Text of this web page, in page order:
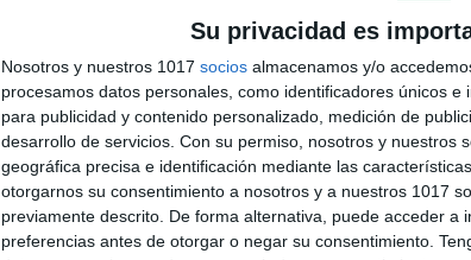
Su privacidad es
Nosotros y nuestros 1017 socios almacenamos y/o
procesamos datos personales, como identificadores únicos
para publicidad y contenido personalizado, medición de
desarrollo de servicios. Con su permiso, nosotros y nuestros
geográfica precisa e identificación mediante las
otorgarnos su consentimiento a nosotros y a nuestros 1017
previamente descrito. De forma alternativa, puede acceder a
preferencias antes de otorgar o negar su consentimiento.
DESCARGA EL DOCUMENTO EN WORD